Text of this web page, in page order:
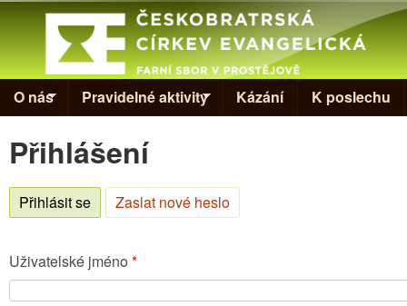
Skip
Evangelická
církev v
Prostějově
O nás Pravidelné aktivity Kázání K poslechu
Přihlášení
Přihlásit se (aktivní záložka)
Zaslat nové heslo
Uživatelské jméno *